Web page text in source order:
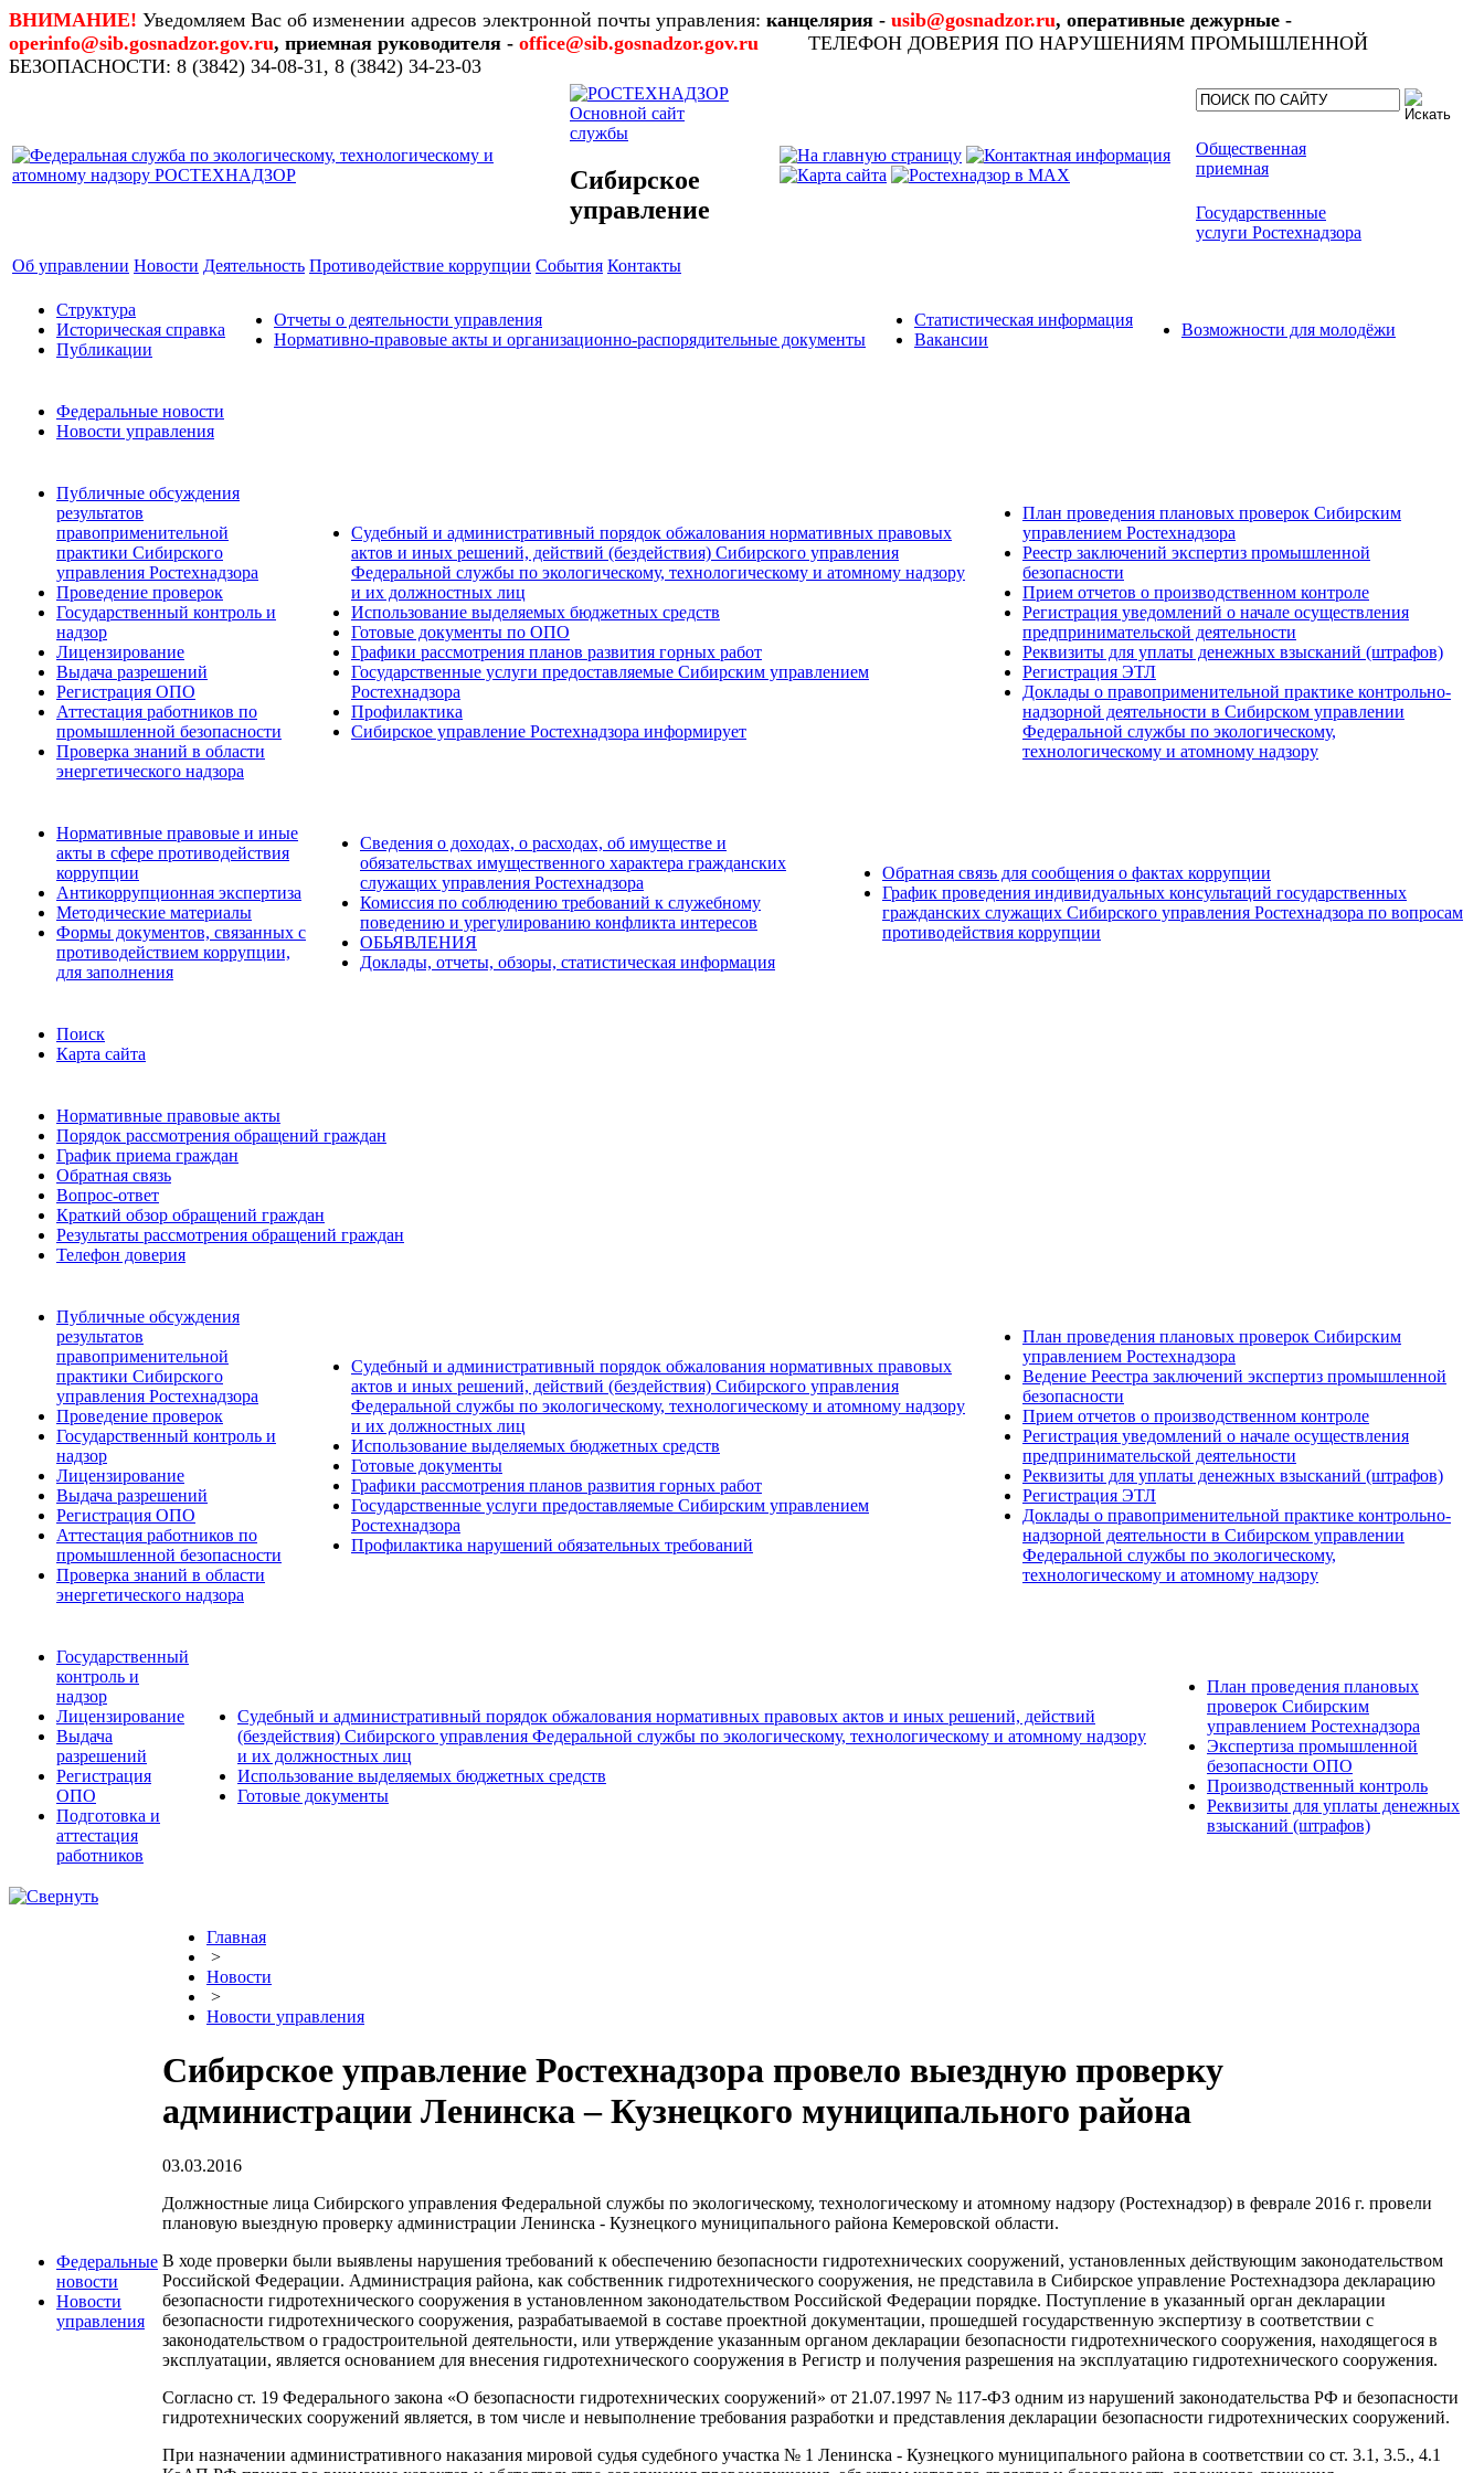
ВНИМАНИЕ! Уведомляем Вас об изменении адресов электронной почты управления: канцелярия - usib@gosnadzor.ru, оперативные дежурные -
operinfo@sib.gosnadzor.gov.ru, приемная руководителя - office@sib.gosnadzor.gov.ru
ТЕЛЕФОН ДОВЕРИЯ ПО НАРУШЕНИЯМ ПРОМЫШЛЕННОЙ
БЕЗОПАСНОСТИ: 8 (3842) 34-08-31, 8 (3842) 34-23-03
Основной сайт
службы
Сибирское
управление
Общественная
приемная
Государственные
услуги Ростехнадзора
Об управлении Новости Деятельность Противодействие коррупции События Контакты
Структура
Историческая справка
Публикации
Отчеты о деятельности управления
Нормативно-правовые акты и организационно-распорядительные документы
Статистическая информация
Вакансии
Возможности для молодёжи
Федеральные новости
Новости управления
Публичные обсуждения
результатов
правоприменительной
практики Сибирского
управления Ростехнадзора
Проведение проверок
Государственный контроль и
надзор
Лицензирование
Выдача разрешений
Регистрация ОПО
Аттестация работников по
промышленной безопасности
Проверка знаний в области
энергетического надзора
Судебный и административный порядок обжалования нормативных правовых
актов и иных решений, действий (бездействия) Сибирского управления
Федеральной службы по экологическому, технологическому и атомному надзору
и их должностных лиц
Использование выделяемых бюджетных средств
Готовые документы по ОПО
Графики рассмотрения планов развития горных работ
Государственные услуги предоставляемые Сибирским управлением
Ростехнадзора
Профилактика
Сибирское управление Ростехнадзора информирует
План проведения плановых проверок Сибирским
управлением Ростехнадзора
Реестр заключений экспертиз промышленной
безопасности
Прием отчетов о производственном контроле
Регистрация уведомлений о начале осуществления
предпринимательской деятельности
Реквизиты для уплаты денежных взысканий (штрафов)
Регистрация ЭТЛ
Доклады о правоприменительной практике контрольно-
надзорной деятельности в Сибирском управлении
Федеральной службы по экологическому,
технологическому и атомному надзору
Нормативные правовые и иные
акты в сфере противодействия
коррупции
Антикоррупционная экспертиза
Методические материалы
Формы документов, связанных с
противодействием коррупции,
для заполнения
Сведения о доходах, о расходах, об имуществе и
обязательствах имущественного характера гражданских
служащих управления Ростехнадзора
Комиссия по соблюдению требований к служебному
поведению и урегулированию конфликта интересов
ОБЬЯВЛЕНИЯ
Доклады, отчеты, обзоры, статистическая информация
Обратная связь для сообщения о фактах коррупции
График проведения индивидуальных консультаций государственных
гражданских служащих Сибирского управления Ростехнадзора по вопросам
противодействия коррупции
Поиск
Карта сайта
Нормативные правовые акты
Порядок рассмотрения обращений граждан
График приема граждан
Обратная связь
Вопрос-ответ
Краткий обзор обращений граждан
Результаты рассмотрения обращений граждан
Телефон доверия
Публичные обсуждения
результатов
правоприменительной
практики Сибирского
управления Ростехнадзора
Проведение проверок
Государственный контроль и
надзор
Лицензирование
Выдача разрешений
Регистрация ОПО
Аттестация работников по
промышленной безопасности
Проверка знаний в области
энергетического надзора
Судебный и административный порядок обжалования нормативных правовых
актов и иных решений, действий (бездействия) Сибирского управления
Федеральной службы по экологическому, технологическому и атомному надзору
и их должностных лиц
Использование выделяемых бюджетных средств
Готовые документы
Графики рассмотрения планов развития горных работ
Государственные услуги предоставляемые Сибирским управлением
Ростехнадзора
Профилактика нарушений обязательных требований
План проведения плановых проверок Сибирским
управлением Ростехнадзора
Ведение Реестра заключений экспертиз промышленной
безопасности
Прием отчетов о производственном контроле
Регистрация уведомлений о начале осуществления
предпринимательской деятельности
Реквизиты для уплаты денежных взысканий (штрафов)
Регистрация ЭТЛ
Доклады о правоприменительной практике контрольно-
надзорной деятельности в Сибирском управлении
Федеральной службы по экологическому,
технологическому и атомному надзору
Государственный
контроль и
надзор
Лицензирование
Выдача
разрешений
Регистрация
ОПО
Подготовка и
аттестация
работников
Судебный и административный порядок обжалования нормативных правовых актов и иных решений, действий
(бездействия) Сибирского управления Федеральной службы по экологическому, технологическому и атомному надзору
и их должностных лиц
Использование выделяемых бюджетных средств
Готовые документы
План проведения плановых
проверок Сибирским
управлением Ростехнадзора
Экспертиза промышленной
безопасности ОПО
Производственный контроль
Реквизиты для уплаты денежных
взысканий (штрафов)
Федеральные
новости
Новости
управления
Главная
>
Новости
>
Новости управления
Сибирское управление Ростехнадзора провело выездную проверку
администрации Ленинска – Кузнецкого муниципального района
03.03.2016
Должностные лица Сибирского управления Федеральной службы по экологическому, технологическому и атомному надзору (Ростехнадзор) в феврале 2016 г. провели
плановую выездную проверку администрации Ленинска - Кузнецкого муниципального района Кемеровской области.
В ходе проверки были выявлены нарушения требований к обеспечению безопасности гидротехнических сооружений, установленных действующим законодательством
Российской Федерации. Администрация района, как собственник гидротехнического сооружения, не представила в Сибирское управление Ростехнадзора декларацию
безопасности гидротехнического сооружения в установленном законодательством Российской Федерации порядке. Поступление в указанный орган декларации
безопасности гидротехнического сооружения, разрабатываемой в составе проектной документации, прошедшей государственную экспертизу в соответствии с
законодательством о градостроительной деятельности, или утверждение указанным органом декларации безопасности гидротехнического сооружения, находящегося в
эксплуатации, является основанием для внесения гидротехнического сооружения в Регистр и получения разрешения на эксплуатацию гидротехнического сооружения.
Согласно ст. 19 Федерального закона «О безопасности гидротехнических сооружений» от 21.07.1997 № 117-ФЗ одним из нарушений законодательства РФ и безопасности
гидротехнических сооружений является, в том числе и невыполнение требования разработки и представления декларации безопасности гидротехнических сооружений.
При назначении административного наказания мировой судья судебного участка № 1 Ленинска - Кузнецкого муниципального района в соответствии со ст. 3.1, 3.5., 4.1